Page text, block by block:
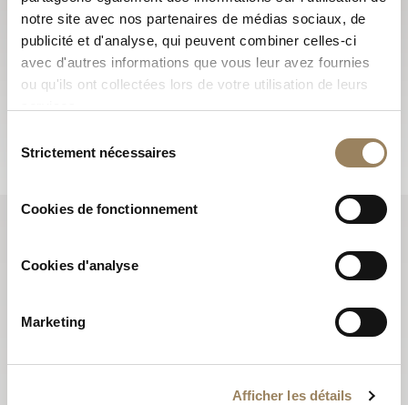
notre site avec nos partenaires de médias sociaux, de
publicité et d'analyse, qui peuvent combiner celles-ci
avec d'autres informations que vous leur avez fournies
ou qu'ils ont collectées lors de votre utilisation de leurs
duStrictement nécessaires
Cookies de fonctionnement
Cookies d'analyse
Marketing
Afficher les détails
S'abonner à la newsletter
Les newsletters Breguet vous font découvrir les
actualités qui font vivre la Maison tout au long de l’année